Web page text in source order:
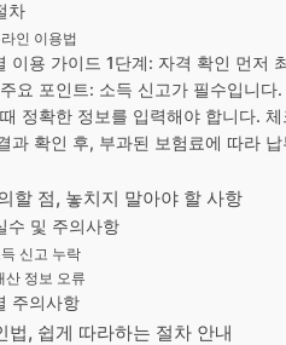
차
인 이용법
이용 가이드 1단계: 자격 확인 먼저
요 포인트: 소득 신고가 필수입니
정확한 정보를 입력해야 합니다.
과 확인 후, 부과된 보험료에 따라
할 점, 놓치지 말아야 할 사항
수 및 주의사항
신고 누락
산 정보 오류
주의사항
법, 쉽게 따라하는 절차 안내